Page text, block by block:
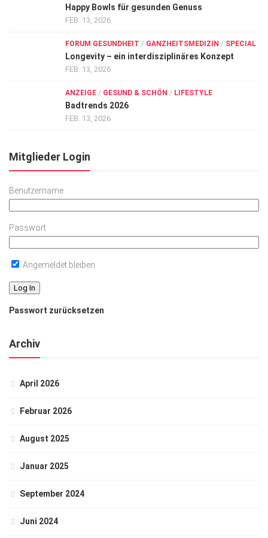
Happy Bowls für gesunden Genuss
FEB. 13, 2026
FORUM GESUNDHEIT / GANZHEITSMEDIZIN / SPECIAL
Longevity – ein interdisziplinäres Konzept
FEB. 13, 2026
ANZEIGE / GESUND & SCHÖN / LIFESTYLE
Badtrends 2026
FEB. 13, 2026
Mitglieder Login
Benutzername
Passwort
Angemeldet bleiben
Passwort zurücksetzen
Archiv
April 2026
Februar 2026
August 2025
Januar 2025
September 2024
Juni 2024